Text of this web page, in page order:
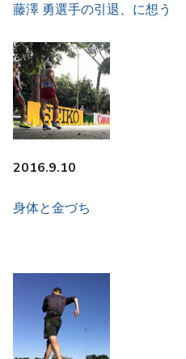
藤澤 勇選手の引退、に想う
2016.9.10
身体と金づち